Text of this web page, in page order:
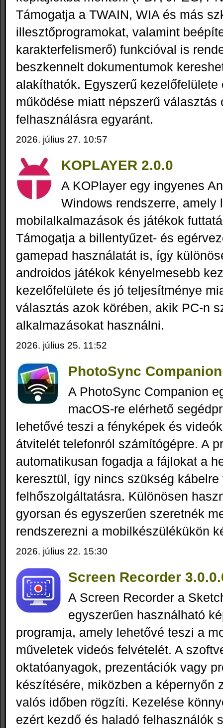
Támogatja a TWAIN, WIA és más
illesztőprogramokat, valamint
karakterfelismerő) funkcióval is
beszkennelt dokumentumok
alakíthatók. Egyszerű kezelőfelülete
működése miatt népszerű választás
felhasználásra egyaránt.
2026. július 27. 10:57
KOPLAYER 2.0.0
A KOPlayer egy ingyenes
Windows rendszerre, amely
mobilalkalmazások és játékok
Támogatja a billentyűzet- és
gamepad használatát is, így
androidos játékok kényelmesebb
kezelőfelülete és jó teljesítménye
választás azok körében, akik PC-n
alkalmazásokat használni.
2026. július 25. 11:52
PhotoSync
A PhotoSync Companion
macOS-re elérhető
lehetővé teszi a fényképek és
átvitelét telefonról számítógépre. A
automatikusan fogadja a fájlokat a
keresztül, így nincs szükség kábelre
felhőszolgáltatásra. Különösen
gyorsan és egyszerűen szeretnék
rendszerezni a mobilkészülékükön
2026. július 22. 15:30
Screen Recorder
A Screen Recorder a
egyszerűen használható
programja, amely lehetővé teszi a
műveletek videós felvételét. A
oktatóanyagok, prezentációk vagy
készítésére, miközben a képernyőn
valós időben rögzíti. Kezelése
ezért kezdő és haladó felhasználók